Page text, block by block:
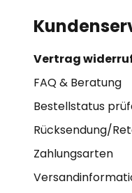
Vertrag
FAQ & Beratung
Bestellstatus
Rücksendung/
Zahlungsarten